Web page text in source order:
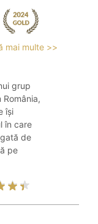
mai multe >>
grup
își
în care
de
pe